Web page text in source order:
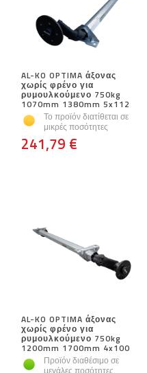
AL-KO OPTIMA άξονας
χωρίς φρένο για
ρυμουλκούμενο 750kg
1070mm 1380mm 5x112
Το προϊόν διατίθεται σε
μικρές ποσότητες
241,79 €
AL-KO OPTIMA άξονας
χωρίς φρένο για
ρυμουλκούμενο 750kg
1200mm 1700mm 4x100
Προϊόν διαθέσιμο σε